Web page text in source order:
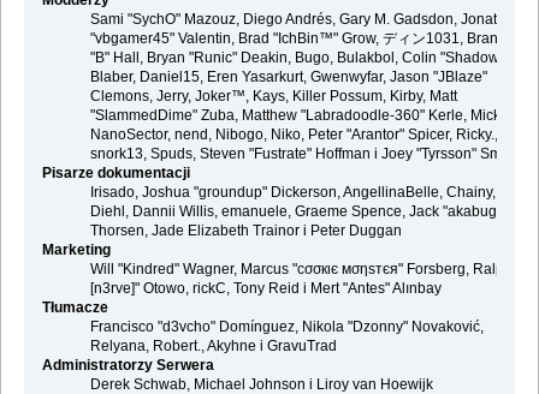
Sami "SychO" Mazouz, Diego Andrés, Gary M. Gadsdon, Jonathan
"vbgamer45" Valentin, Brad "IchBin™" Grow, ディン1031, Brannon
"B" Hall, Bryan "Runic" Deakin, Bugo, Bulakbol, Colin "Shadow82x"
Blaber, Daniel15, Eren Yasarkurt, Gwenwyfar, Jason "JBlaze"
Clemons, Jerry, Joker™, Kays, Killer Possum, Kirby, Matt
"SlammedDime" Zuba, Matthew "Labradoodle-360" Kerle, Mick.,
NanoSector, nend, Nibogo, Niko, Peter "Arantor" Spicer, Ricky.,
snork13, Spuds, Steven "Fustrate" Hoffman i Joey "Tyrsson" Smith
Pisarze dokumentacji
Irisado, Joshua "groundup" Dickerson, AngellinaBelle, Chainy,
Diehl, Dannii Willis, emanuele, Graeme Spence, Jack "akabugeyes"
Thorsen, Jade Elizabeth Trainor i Peter Duggan
Marketing
Will "Kindred" Wagner, Marcus "cσσкιє мσηѕтєя" Forsberg, Ralph "
[n3rve]" Otowo, rickC, Tony Reid i Mert "Antes" Alınbay
Tłumacze
Francisco "d3vcho" Domínguez, Nikola "Dzonny" Novaković,
Relyana, Robert., Akyhne i GravuTrad
Administratorzy Serwera
Derek Schwab, Michael Johnson i Liroy van Hoewijk